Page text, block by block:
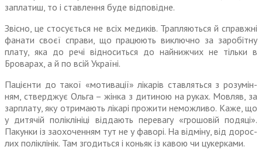
заплатиш, то і ставлення буде відповідне.
Звісно, це стосується не всіх медиків. Трапляються й справжні
фанати своєї справи, що працю­ють виключно за заробітну
плату, яка до речі відноситься до най­нижчих не тільки в
Броварах, а й по всій Україні.
Пацієнти до такої «мотивації» лікарів ставляться з розумін­
ням, стверджує Ольга – жінка з дитиною на руках. Мовляв, за
зарплату, яку отримають лікарі прожити неможливо. Каже, що
у дитячій поліклініці віддають перевагу «грошовій подяці».
Пакунки із заохоченням тут не у фаворі. На відміну, від дорос­
лих поліклінік. Там згодиться і коньяк із кавою чи цукерками.